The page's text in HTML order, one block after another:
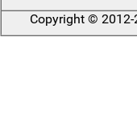
Copyright ©